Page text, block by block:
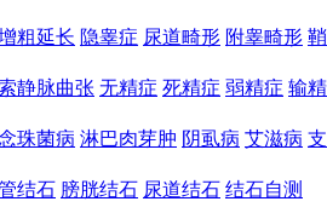
粗延长 隐睾症 尿道畸形 附睾畸形
静脉曲张 无精症 死精症 弱精症 输
珠菌病 淋巴肉芽肿 阴虱病 艾滋病
结石 膀胱结石 尿道结石 结石自测